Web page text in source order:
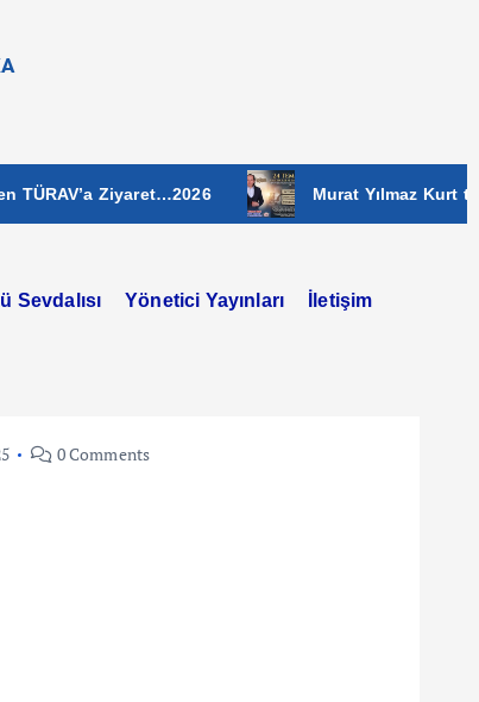
Ziyaret…2026 Murat Yılmaz Kurt tan Basın
Sevdalısı Yönetici Yayınları İletişim
0 Comments